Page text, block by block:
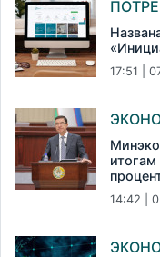
17:51 |
итогам
14:42 |